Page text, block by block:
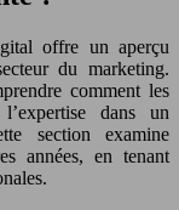
offre un aperçu
du marketing.
comment les
dans un
section examine
années, en tenant